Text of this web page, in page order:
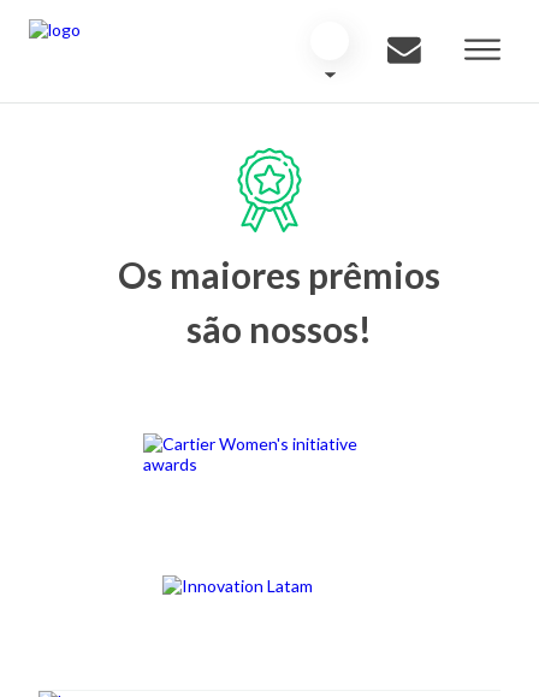
Os maiores prêmios
são nossos!